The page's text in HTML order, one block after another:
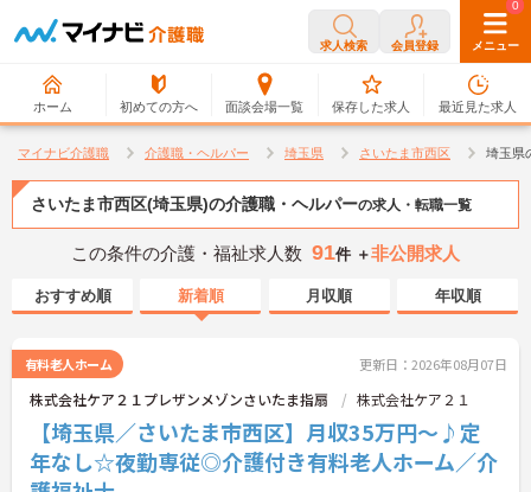
求人検索 会員登録 メニュー
ホーム 初めての方へ 面談会場一覧
0
保存した求人
0
最近見た求人
マイナビ介護職 介護職・ヘルパー 埼玉県 さいたま市西区 埼玉県
さいたま市西区(埼玉県)の介護職・ヘルパーの求人・転職一覧
この条件の介護・福祉求人数 91件 ＋非公開求人
おすすめ順 新着順 月収順 年収順
有料老人ホーム 更新日：2026年08月07日
株式会社ケア２１プレザンメゾンさいたま指扇 株式会社ケア２１
【埼玉県／さいたま市西区】月収35万円～♪定
年なし☆夜勤専従◎介護付き有料老人ホーム／介